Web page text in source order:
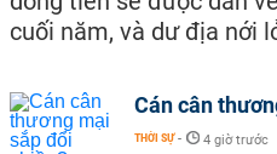
cuối năm, và dư địa nới
Cán cân
THỜI SỰ - 4 giờ trước